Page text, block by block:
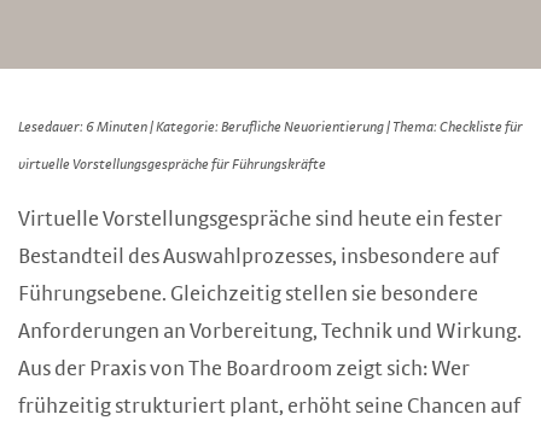
Lesedauer: 6 Minuten | Kategorie: Berufliche Neuorientierung | Thema: Checkliste für
virtuelle Vorstellungsgespräche für Führungskräfte
Virtuelle Vorstellungsgespräche sind heute ein fester
Bestandteil des Auswahlprozesses, insbesondere auf
Führungsebene. Gleichzeitig stellen sie besondere
Anforderungen an Vorbereitung, Technik und Wirkung.
Aus der Praxis von The Boardroom zeigt sich: Wer
frühzeitig strukturiert plant, erhöht seine Chancen auf